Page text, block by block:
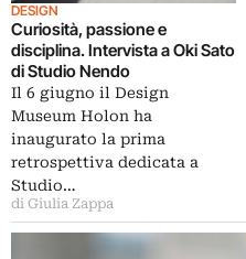
DESIGN
Curiosità, passione e
disciplina. Intervista a Oki Sato
di Studio Nendo
Il 6 giugno il Design
Museum Holon ha
inaugurato la prima
retrospettiva dedicata a
Studio…
di Giulia Zappa